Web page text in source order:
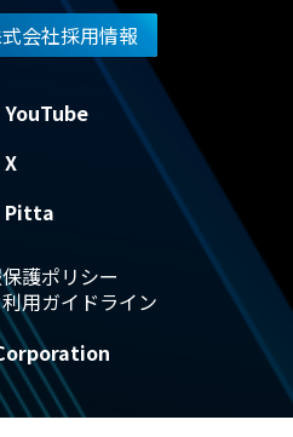
会社採用情報
YouTube
X
Pitta
護ポリシー
用ガイドライン